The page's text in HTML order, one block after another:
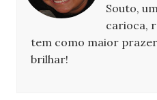
Souto,
carioca,
tem como maior
brilhar!